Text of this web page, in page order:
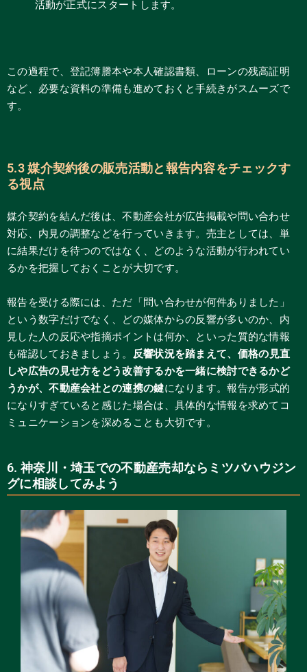
活動が正式にスタートします。
この過程で、登記簿謄本や本人確認書類、ローンの残高証明
など、必要な資料の準備も進めておくと手続きがスムーズで
す。
5.3 媒介契約後の販売活動と報告内容をチェックす
る視点
媒介契約を結んだ後は、不動産会社が広告掲載や問い合わせ
対応、内見の調整などを行っていきます。売主としては、単
に結果だけを待つのではなく、どのような活動が行われてい
るかを把握しておくことが大切です。
報告を受ける際には、ただ「問い合わせが何件ありました」
という数字だけでなく、どの媒体からの反響が多いのか、内
見した人の反応や指摘ポイントは何か、といった質的な情報
も確認しておきましょう。 反響状況を踏まえて、価格の見直
しや広告の見せ方をどう改善するかを一緒に検討できるかど
うかが、不動産会社との連携の鍵になります。報告が形式的
になりすぎていると感じた場合は、具体的な情報を求めてコ
ミュニケーションを深めることも大切です。
6. 神奈川・埼玉での不動産売却ならミツバハウジン
グに相談してみよう